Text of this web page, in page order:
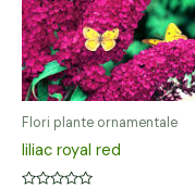
Flori plante ornamentale
liliac royal red